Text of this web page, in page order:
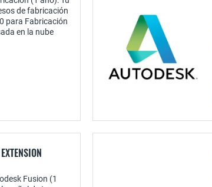
de fabricación
para Fabricación
en la nube
Fusion (1